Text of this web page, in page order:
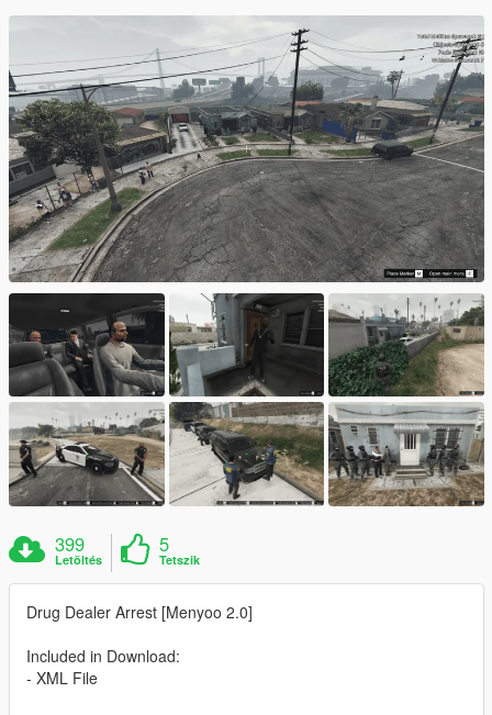
399
Letöltés
5
Tetszik
Drug Dealer Arrest [Menyoo 2.0]
Included in Download:
- XML File